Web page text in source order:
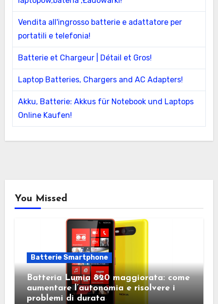
Vendita all'ingrosso batterie e adattatore per
portatili e telefonia!
Batterie et Chargeur | Détail et Gros!
Laptop Batteries, Chargers and AC Adapters!
Akku, Batterie: Akkus für Notebook und Laptops
Online Kaufen!
You Missed
Batterie Smartphone
Batteria Lumia 820 maggiorata: come
aumentare l’autonomia e risolvere i
problemi di durata